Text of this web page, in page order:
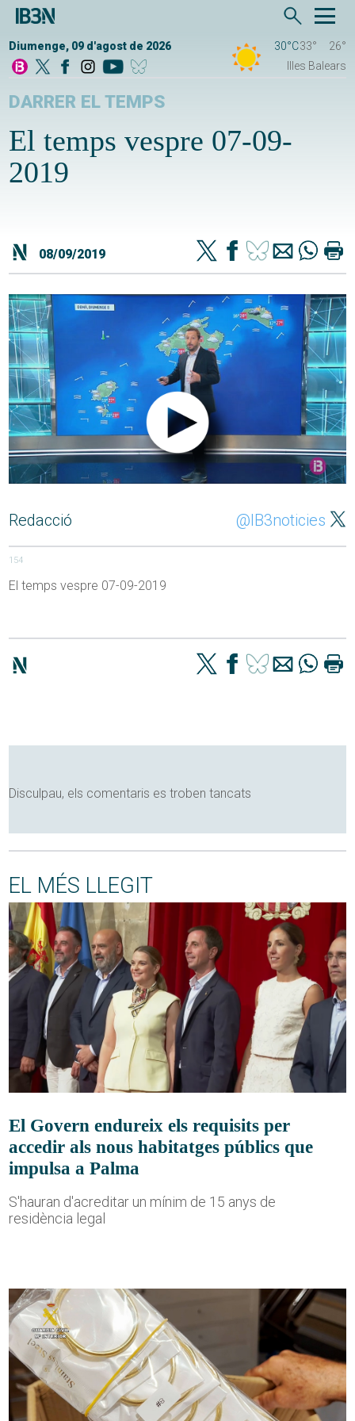
Diumenge, 09 d'agost de 2026 30°C33°
26°
Illes Balears
DARRER EL TEMPS
El temps vespre 07-09-
2019
08/09/2019
Redacció @IB3noticies
154
El temps vespre 07-09-2019
Disculpau, els comentaris es troben tancats
EL MÉS LLEGIT
El Govern endureix els requisits per
accedir als nous habitatges públics que
impulsa a Palma
S'hauran d'acreditar un mínim de 15 anys de
residència legal